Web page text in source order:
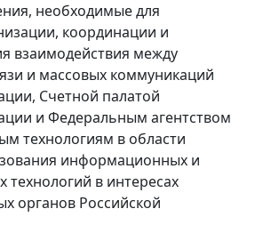
необходимые для
координации и
взаимодействия между
и массовых коммуникаций
Счетной палатой
и Федеральным агентством
технологиям в области
информационных и
в интересах
органов Российской